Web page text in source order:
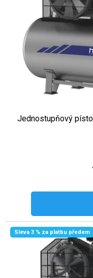
Jednostupňový
Sleva 3 % za platbu předem